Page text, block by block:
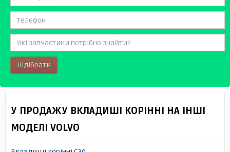
Підібрати
У ПРОДАЖУ ВКЛАДИШІ КОРІННІ НА ІНШІ
МОДЕЛІ VOLVO